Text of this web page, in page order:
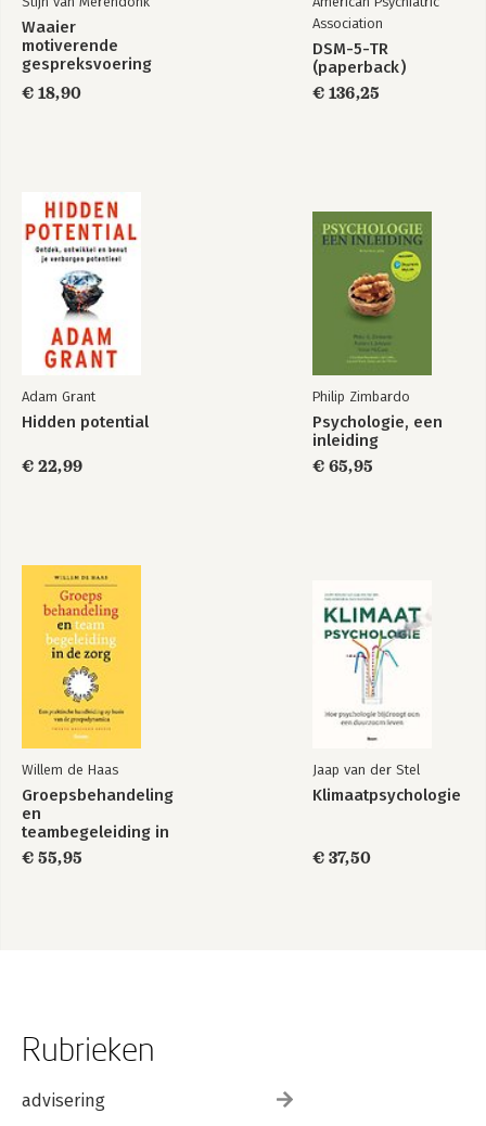
Can't Hurt Me Never Finished
Waaier
motiverende
gespreksvoering
€ 18,90
Association
DSM-5-TR
(paperback)
€ 136,25
Adam Grant
Hidden potential
€ 22,99
Philip Zimbardo
Psychologie, een
inleiding
€ 65,95
Willem de Haas
Groepsbehandeling
en
teambegeleiding in
de zorg
€ 55,95
Jaap van der Stel
Klimaatpsychologie
€ 37,50
Rubrieken
advisering